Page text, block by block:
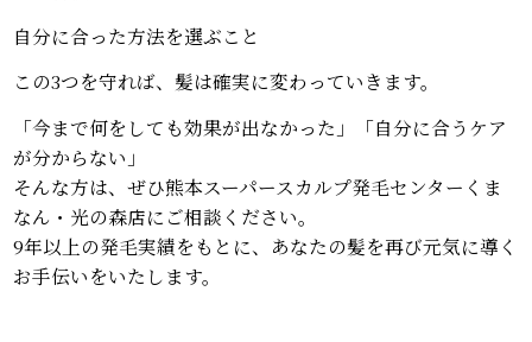
自分に合った方法を選ぶこと
この3つを守れば、髪は確実に変わっていきます。
「今まで何をしても効果が出なかった」「自分に合うケア
が分からない」
そんな方は、ぜひ熊本スーパースカルプ発毛センターくま
なん・光の森店にご相談ください。
9年以上の発毛実績をもとに、あなたの髪を再び元気に導く
お手伝いをいたします。